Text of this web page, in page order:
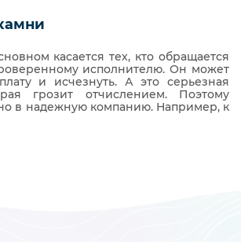
касается тех, кто обращается
исполнителю. Он может
и исчезнуть. А это серьезная
грозит отчислением. Поэтому
в надежную компанию. Например, к